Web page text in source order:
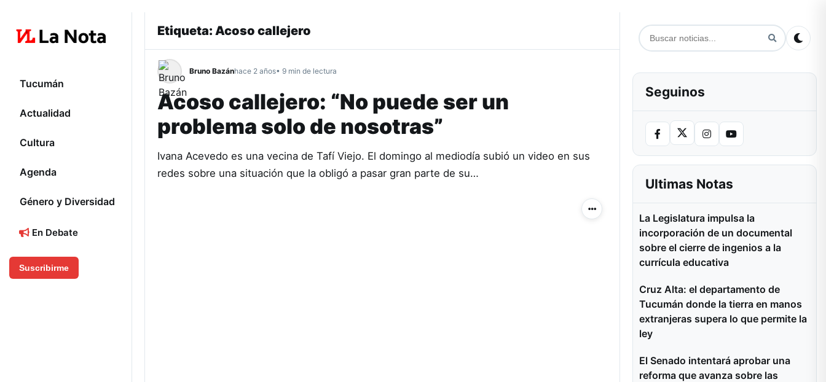
Tucumán
Actualidad
Cultura
Agenda
Género y Diversidad
En Debate
Suscribirme
Etiqueta: Acoso callejero
Bruno Bazánhace 2 años• 9 min de lectura
Acoso callejero: “No puede ser un
problema solo de nosotras”
Ivana Acevedo es una vecina de Tafí Viejo. El domingo al mediodía subió un video en sus
redes sobre una situación que la obligó a pasar gran parte de su…
Más acciones
Seguinos
Ultimas Notas
La Legislatura impulsa la
incorporación de un documental
sobre el cierre de ingenios a la
currícula educativa
Cruz Alta: el departamento de
Tucumán donde la tierra en manos
extranjeras supera lo que permite la
ley
El Senado intentará aprobar una
reforma que avanza sobre las